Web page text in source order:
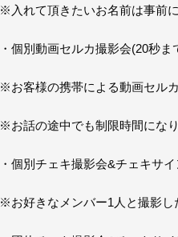
※入れて頂きたいお名前は事前
・個別動画セルカ撮影会(20秒ま
※お客様の携帯による動画セルカ
※お話の途中でも制限時間にな
・個別チェキ撮影会&チェキサイ
※お好きなメンバー1人と撮影し